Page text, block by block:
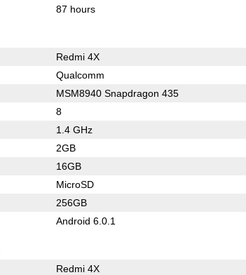
87 hours
Redmi 4X
Qualcomm
MSM8940 Snapdragon 435
8
1.4 GHz
2GB
16GB
MicroSD
256GB
Android 6.0.1
Redmi 4X